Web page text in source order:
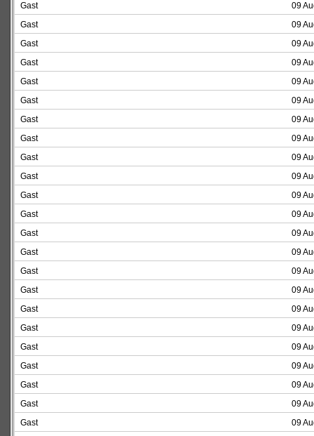
Gast
09
Gast
09
Gast
09
Gast
09
Gast
09
Gast
09
Gast
09
Gast
09
Gast
09
Gast
09
Gast
09
Gast
09
Gast
09
Gast
09
Gast
09
Gast
09
Gast
09
Gast
09
Gast
09
Gast
09
Gast
09
Gast
09
Gast
09